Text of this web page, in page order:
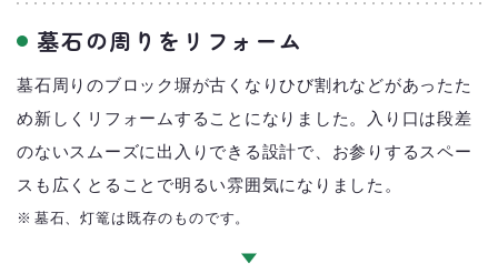
墓石工事の流れ 施工事例 対応地域について
墓石の周りをリフォーム
墓石周りのブロック塀が古くなりひび割れなどがあったた
め新しくリフォームすることになりました。入り口は段差
のないスムーズに出入りできる設計で、お参りするスペー
スも広くとることで明るい雰囲気になりました。
墓石、灯篭は既存のものです。